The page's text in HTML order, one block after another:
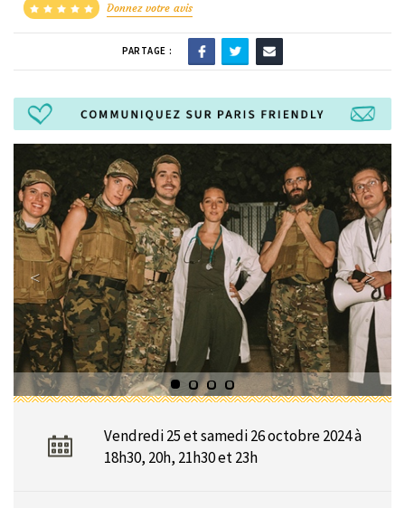
Donnez votre avis
PARTAGE :
Vendredi 25 et samedi 26 octobre 2024 à
18h30, 20h, 21h30 et 23h